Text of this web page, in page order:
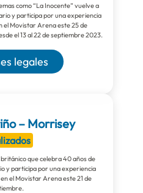
como “La Inocente” vuelve a
y participa por una experiencia
el Movistar Arena este 25 de
el 13 al 22 de septiembre 2023.
legales
– Morrisey
que celebra 40 años de
y participa por una experiencia
el Movistar Arena este 21 de